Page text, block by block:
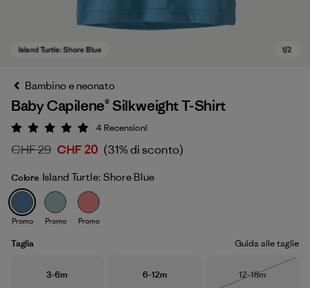
Island Turtle: Shore Blue
Bambino e neonato
Baby Capilene® Silkweight T-Shirt
Valutazione: 5 / 5
4 Recensioni
CHF 29 CHF 20 (31% di sconto)
Colore Island Turtle: Shore Blue
Promo Promo Promo
Taglia Guida alle taglie
Taglia
3-6m Taglia
6-12m Taglia
12-18m